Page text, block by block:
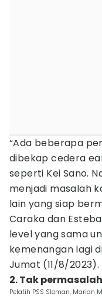
“Ada beberapa
dibekap cedera
seperti Kei Sano.
menjadi masalah
lain yang siap
Caraka dan
level yang sama
kemenangan lagi
Jumat (11/8/2023).
2. Tak
Pelatih PSS Sleman, Marian